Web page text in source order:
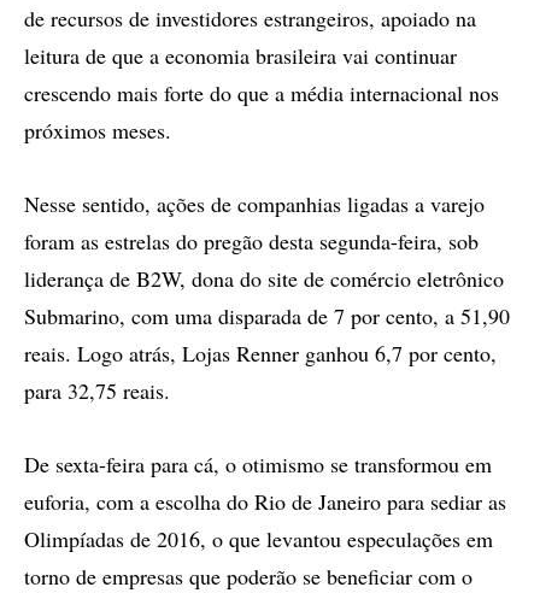
de recursos de investidores estrangeiros, apoiado na
leitura de que a economia brasileira vai continuar
crescendo mais forte do que a média internacional nos
próximos meses.
Nesse sentido, ações de companhias ligadas a varejo
foram as estrelas do pregão desta segunda-feira, sob
liderança de B2W, dona do site de comércio eletrônico
Submarino, com uma disparada de 7 por cento, a 51,90
reais. Logo atrás, Lojas Renner ganhou 6,7 por cento,
para 32,75 reais.
De sexta-feira para cá, o otimismo se transformou em
euforia, com a escolha do Rio de Janeiro para sediar as
Olimpíadas de 2016, o que levantou especulações em
torno de empresas que poderão se beneficiar com o